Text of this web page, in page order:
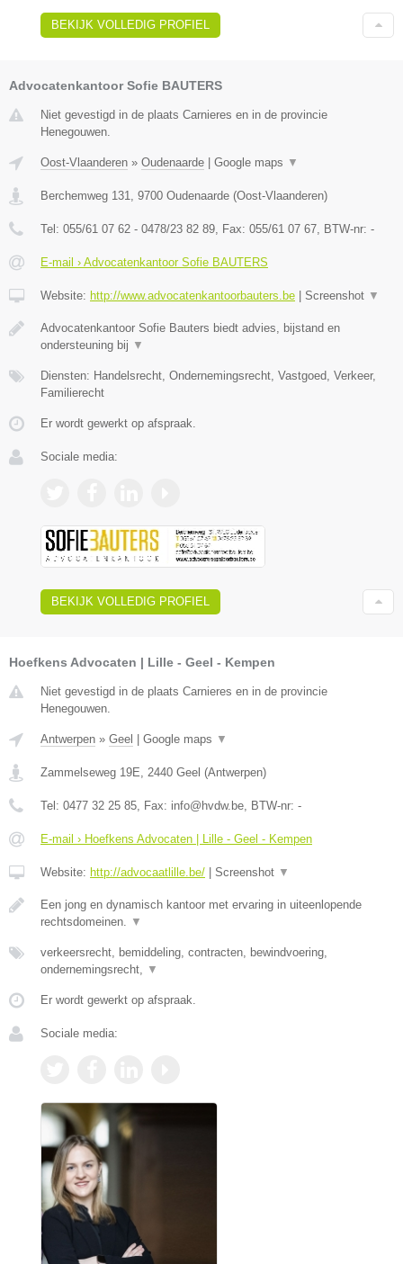
BEKIJK VOLLEDIG PROFIEL
Advocatenkantoor Sofie BAUTERS
Niet gevestigd in de plaats Carnieres en in de provincie
Henegouwen.
Oost-Vlaanderen » Oudenaarde Google maps ▼
Berchemweg 131, 9700 Oudenaarde (Oost-Vlaanderen)
Tel: 055/61 07 62 - 0478/23 82 89, Fax: 055/61 07 67, BTW-nr: -
E-mail › Advocatenkantoor Sofie BAUTERS
Website: http://www.advocatenkantoorbauters.be Screenshot ▼
Advocatenkantoor Sofie Bauters biedt advies, bijstand en
ondersteuning bij ▼
Diensten: Handelsrecht, Ondernemingsrecht, Vastgoed, Verkeer,
Familierecht
Er wordt gewerkt op afspraak.
Sociale media:
BEKIJK VOLLEDIG PROFIEL
Hoefkens Advocaten | Lille - Geel - Kempen
Niet gevestigd in de plaats Carnieres en in de provincie
Henegouwen.
Antwerpen » Geel Google maps ▼
Zammelseweg 19E 2440 Geel (Antwerpen)
Tel: 0477 32 25 85 , Fax: info@hvdw.be , BTW-nr: -
E-mail › Hoefkens Advocaten | Lille - Geel - Kempen
Website: http://advocaatlille.be/ Screenshot ▼
Een jong en dynamisch kantoor met ervaring in uiteenlopende
rechtsdomeinen.
▼
verkeersrecht, bemiddeling, contracten, bewindvoering,
ondernemingsrecht,
▼
Er wordt gewerkt op afspraak.
Sociale media: